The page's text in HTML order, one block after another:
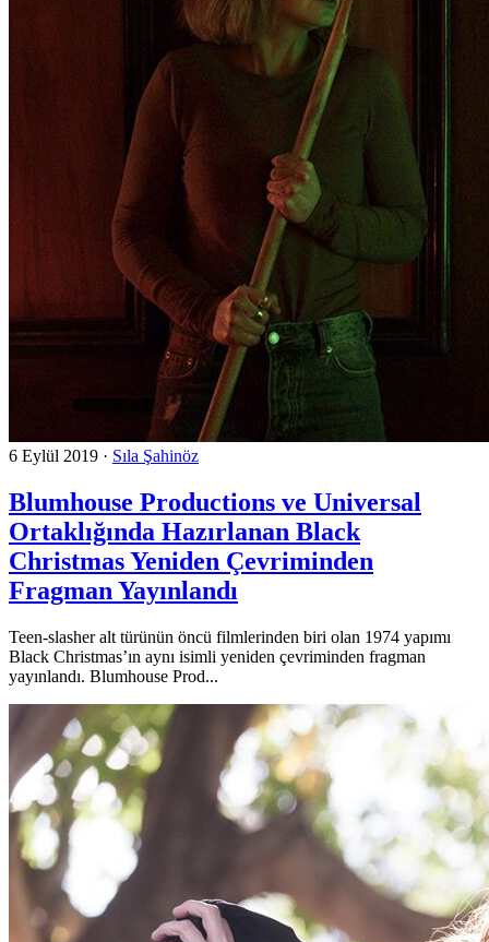
6 Eylül 2019 · Sıla Şahinöz
Blumhouse Productions ve Universal
Ortaklığında Hazırlanan Black
Christmas Yeniden Çevriminden
Fragman Yayınlandı
Teen-slasher alt türünün öncü filmlerinden biri olan 1974 yapımı
Black Christmas’ın aynı isimli yeniden çevriminden fragman
yayınlandı. Blumhouse Prod...